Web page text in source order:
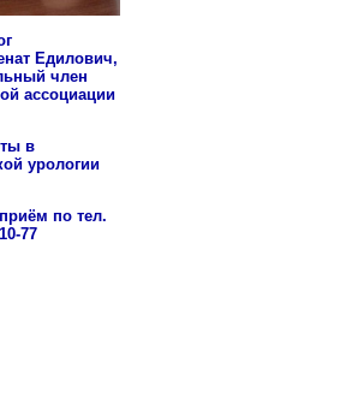
Едилович,
член
ассоциации
в
урологии
по тел.
77